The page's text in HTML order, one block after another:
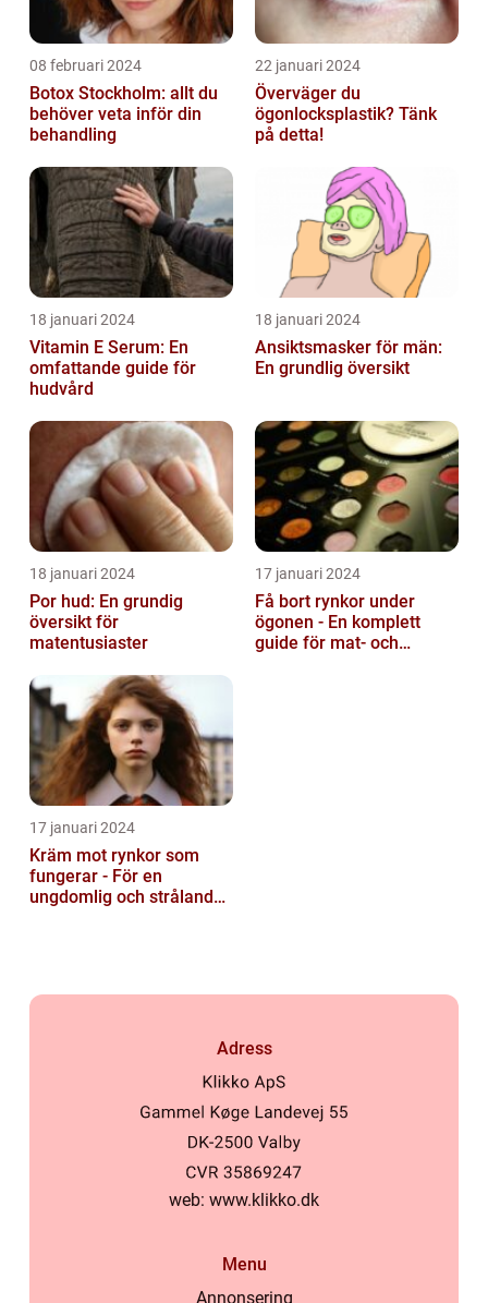
08 februari 2024
Botox Stockholm: allt du
behöver veta inför din
behandling
22 januari 2024
Överväger du
ögonlocksplastik? Tänk
på detta!
18 januari 2024
Vitamin E Serum: En
omfattande guide för
hudvård
18 januari 2024
Ansiktsmasker för män:
En grundlig översikt
18 januari 2024
Por hud: En grundig
översikt för
matentusiaster
17 januari 2024
Få bort rynkor under
ögonen - En komplett
guide för mat- och
17 januari 2024
Kräm mot rynkor som
fungerar - För en
ungdomlig och strålande
Adress
web: www.klikko.dk
Menu
Annonsering